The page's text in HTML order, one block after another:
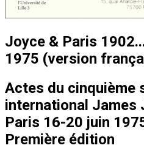
Joyce & Paris
1975 (version
Actes du cinquième
international James
Paris 16-20 juin
Première édition